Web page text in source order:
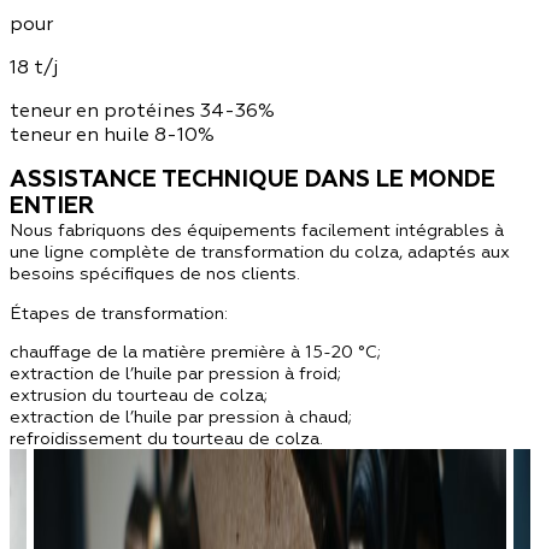
pour
18 t/j
teneur en protéines 34-36%
teneur en huile 8-10%
ASSISTANCE TECHNIQUE DANS LE MONDE
ENTIER
Nous fabriquons des équipements facilement intégrables à
une ligne complète de transformation du colza, adaptés aux
besoins spécifiques de nos clients.
Étapes de transformation:
chauffage de la matière première à 15-20 °C;
extraction de l’huile par pression à froid;
extrusion du tourteau de colza;
extraction de l’huile par pression à chaud;
refroidissement du tourteau de colza.